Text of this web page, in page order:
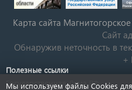
Карта сайта
Сайт
Обнаружив неточность в
+
Полезные ссылки
Государственная Дума РФ
Мы используем файлы Cookies